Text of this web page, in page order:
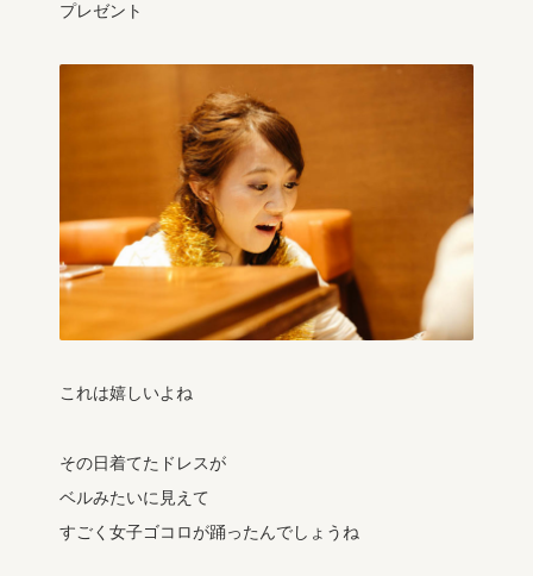
プレゼント
これは嬉しいよね
その日着てたドレスが
ベルみたいに見えて
すごく女子ゴコロが踊ったんでしょうね